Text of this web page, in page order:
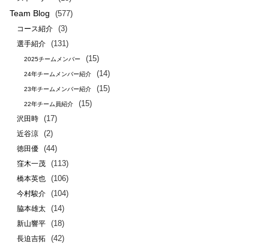
Team Blog (577)
コース紹介 (3)
選手紹介 (131)
2025チームメンバー (15)
24年チームメンバー紹介 (14)
23年チームメンバー紹介 (15)
22年チーム員紹介 (15)
沢田時 (17)
近谷涼 (2)
徳田優 (44)
窪木一茂 (113)
橋本英也 (106)
今村駿介 (104)
脇本雄太 (14)
新山響平 (18)
長迫吉拓 (42)